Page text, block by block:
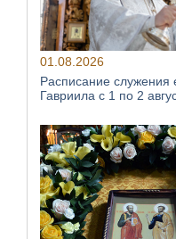
01.08.2026
Расписание служения
Гавриила с 1 по 2